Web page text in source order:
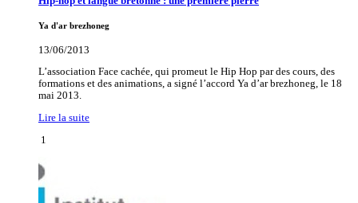
Ya d'ar brezhoneg
13/06/2013
L’association Face cachée, qui promeut le Hip Hop par des cours, des
formations et des animations, a signé l’accord Ya d’ar brezhoneg, le 18
mai 2013.
Lire la suite
1